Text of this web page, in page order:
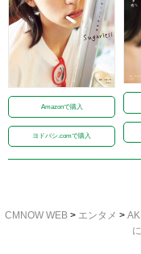
Amazonで購入
ヨドバシ.comで購入
CMNOW WEB> エンタメ >